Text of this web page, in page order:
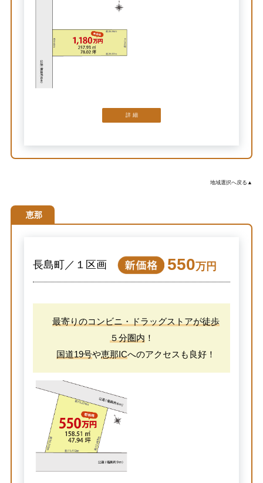
詳 細
地域選択へ戻る▲
恵那
長島町／１区画 550万円
最寄りのコンビニ・ドラッグストアが徒歩
５分圏内 ！
国道19号や恵那ICへのアクセスも良好！